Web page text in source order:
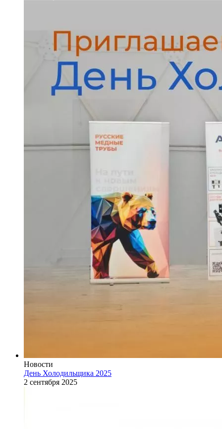
Новости
День Холодильщика 2025
2 сентября 2025